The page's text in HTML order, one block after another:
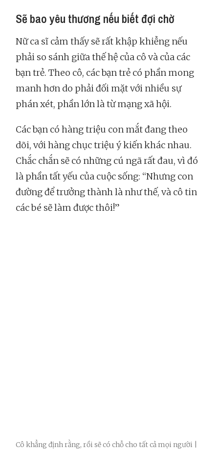
Sẽ bao yêu thương nếu biết đợi chờ
Nữ ca sĩ cảm thấy sẽ rất khập khiễng nếu
phải so sánh giữa thế hệ của cô và của các
bạn trẻ. Theo cô, các bạn trẻ có phần mong
manh hơn do phải đối mặt với nhiều sự
phán xét, phần lớn là từ mạng xã hội.
Các bạn có hàng triệu con mắt đang theo
dõi, với hàng chục triệu ý kiến khác nhau.
Chắc chắn sẽ có những cú ngã rất đau, vì đó
là phần tất yếu của cuộc sống: “Nhưng con
đường để trưởng thành là như thế, và cô tin
các bé sẽ làm được thôi!”
Cô khẳng định rằng, rồi sẽ có chỗ cho tất cả mọi người |